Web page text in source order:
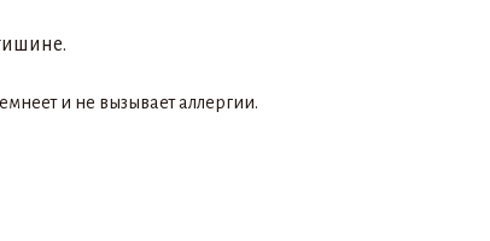
и не вызывает аллергии.